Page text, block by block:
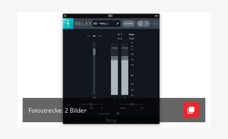
Fotostrecke: 2 Bilder